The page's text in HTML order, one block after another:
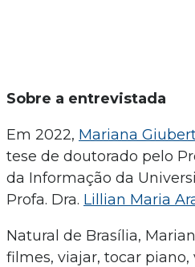
Sobre a entrevistada
Em 2022, Mariana
tese de doutorado pelo
da Informação da
Profa. Dra. Lillian Maria
Natural de Brasília,
filmes, viajar, tocar